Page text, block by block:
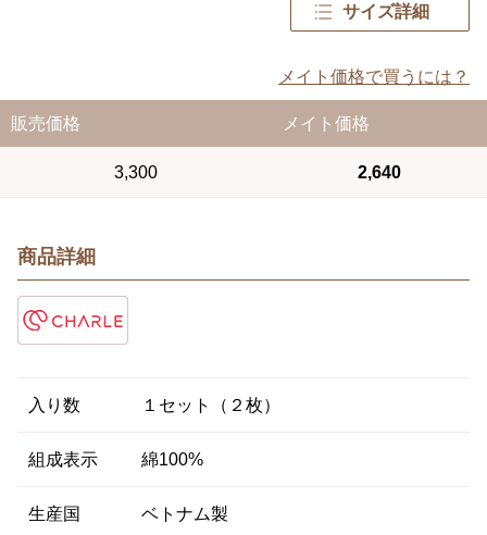
サイズ詳細
メイト価格で買うには？
販売価格 メイト価格
3,300 2,640
商品詳細
入り数 １セット（２枚）
組成表示 綿100%
生産国 ベトナム製